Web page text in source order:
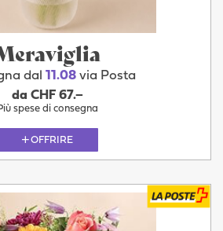
dal 11.08via Posta
da CHF 67.–
spese di consegna
OFFRIRE